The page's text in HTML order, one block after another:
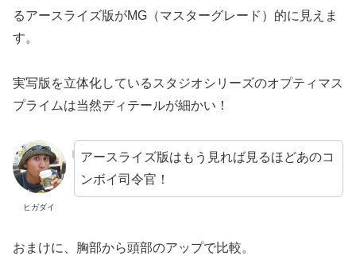
るアースライズ版がMG（マスターグレード）的に見えま
す。
実写版を立体化しているスタジオシリーズのオプティマス
プライムは当然ディテールが細かい！
ヒガダイ
アースライズ版はもう見れば見るほどあのコ
ンボイ司令官！
おまけに、胸部から頭部のアップで比較。